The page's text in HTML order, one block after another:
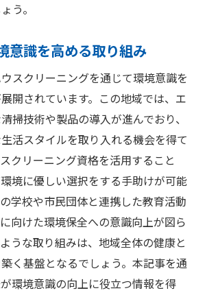
う。
意識を高める取り組み
スクリーニングを通じて環境意識を
開されています。この地域では、エ
掃技術や製品の導入が進んでおり、
活スタイルを取り入れる機会を得て
クリーニング資格を活用すること
境に優しい選択をする手助けが可能
学校や市民団体と連携した教育活動
向けた環境保全への意識向上が図ら
うな取り組みは、地域全体の健康と
く基盤となるでしょう。本記事を通
環境意識の向上に役立つ情報を得